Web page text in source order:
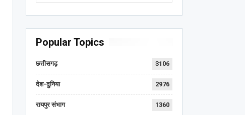
Popular Topics
छत्तीसगढ़ 3106
देश-दुनिया 2976
रायपुर संभाग 1360